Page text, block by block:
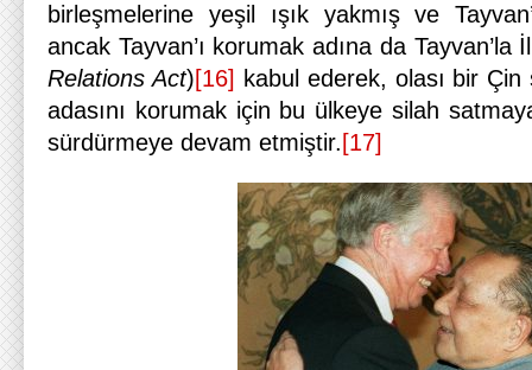
birleşmelerine yeşil ışık yakmış ve
ancak Tayvan’ı korumak adına da Tayvan’la
Relations Act)[16] kabul ederek, olası bir Çin
adasını korumak için bu ülkeye silah
sürdürmeye devam etmiştir. [17]